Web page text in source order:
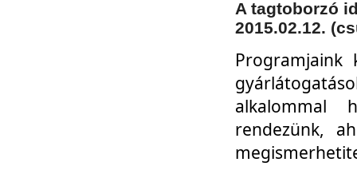
A tagtoborzó
2015.02.12.
Programjaink
alkalommal
rendezünk,